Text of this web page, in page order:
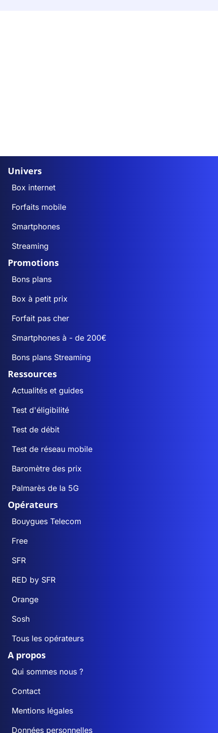
Univers
Box internet
Forfaits mobile
Smartphones
Streaming
Promotions
Bons plans
Box à petit prix
Forfait pas cher
Smartphones à - de 200€
Bons plans Streaming
Ressources
Actualités et guides
Test d'éligibilité
Test de débit
Test de réseau mobile
Baromètre des prix
Palmarès de la 5G
Opérateurs
Bouygues Telecom
Free
SFR
RED by SFR
Orange
Sosh
Tous les opérateurs
A propos
Qui sommes nous ?
Contact
Mentions légales
Données personnelles